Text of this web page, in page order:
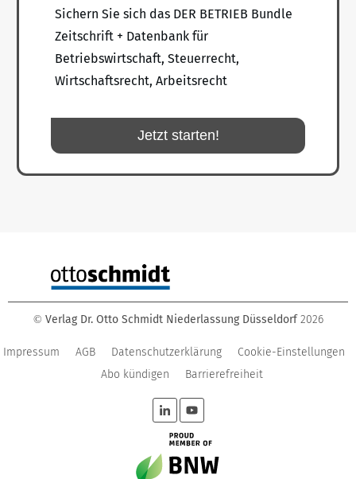
Sichern Sie sich das DER BETRIEB Bundle
Zeitschrift + Datenbank für
Betriebswirtschaft, Steuerrecht,
Wirtschaftsrecht, Arbeitsrecht
Jetzt starten!
© Verlag Dr. Otto Schmidt Niederlassung Düsseldorf 2026
Impressum AGB Datenschutzerklärung
Cookie-Einstellungen
Abo kündigen
Barrierefreiheit